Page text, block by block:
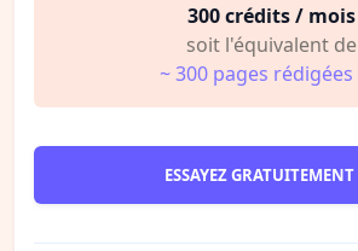
300 crédits / mois
soit l'équivalent de
~ 300 pages rédigées
ESSAYEZ GRATUITEMENT